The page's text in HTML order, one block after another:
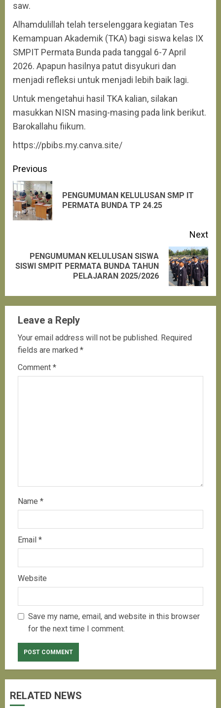
saw.
Alhamdulillah telah terselenggara kegiatan Tes
Kemampuan Akademik (TKA) bagi siswa kelas IX
SMPIT Permata Bunda pada tanggal 6-7 April
2026. Apapun hasilnya patut disyukuri dan
menjadi refleksi untuk menjadi lebih baik lagi.
Untuk mengetahui hasil TKA kalian, silakan
masukkan NISN masing-masing pada link berikut.
Barokallahu fiikum.
https://pbibs.my.canva.site/
Continue
Reading
Previous
PENGUMUMAN KELULUSAN SMP IT
PERMATA BUNDA TP 24.25
Next
Next
PENGUMUMAN KELULUSAN SISWA
SISWI SMPIT PERMATA BUNDA TAHUN
PELAJARAN 2025/2026
Leave a Reply
Your email address will not be published. Required
fields are marked *
Comment *
Name *
Email *
Website
Save my name, email, and website in this browser
for the next time I comment.
RELATED NEWS